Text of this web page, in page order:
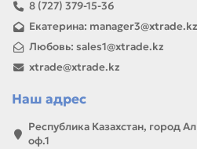
8 (727) 379-15-36
Екатерина: manager3@xtrade.kz
Любовь: sales1@xtrade.kz
xtrade@xtrade.kz
Наш адрес
Республика Казахстан, город
оф.1